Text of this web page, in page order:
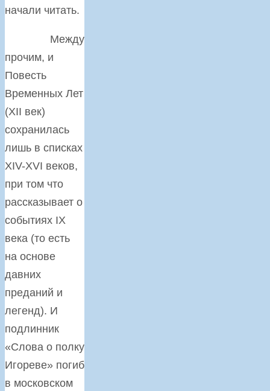
начали читать.
Между
прочим, и
Повесть
Временных Лет
(XII век)
сохранилась
лишь в списках
XIV-XVI веков,
при том что
рассказывает о
событиях IX
века (то есть
на основе
давних
преданий и
легенд). И
подлинник
«Слова о полку
Игореве» погиб
в московском